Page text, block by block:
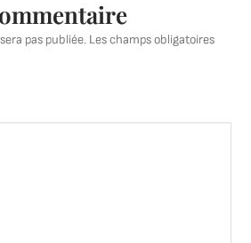
pas publiée. Les champs obligatoires